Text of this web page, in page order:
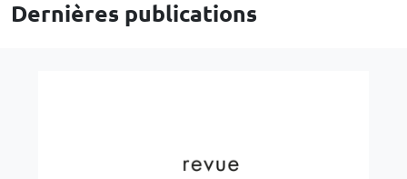
Dernières publications